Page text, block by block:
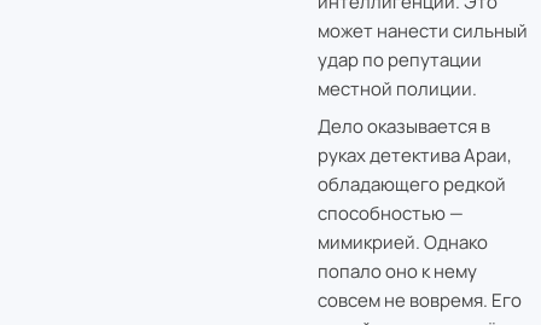
может нанести сильный
удар по репутации
местной полиции.
Дело оказывается в
руках детектива Араи,
обладающего редкой
способностью —
мимикрией. Однако
попало оно к нему
совсем не вовремя. Его